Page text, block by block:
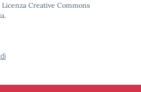
Creative Commons